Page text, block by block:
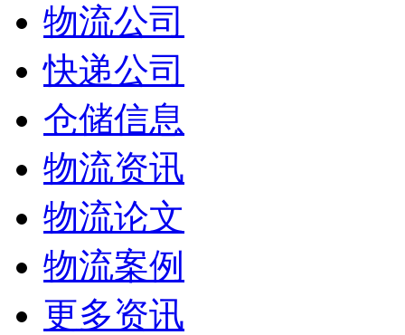
物流公司
快递公司
仓储信息
物流资讯
物流论文
物流案例
更多资讯